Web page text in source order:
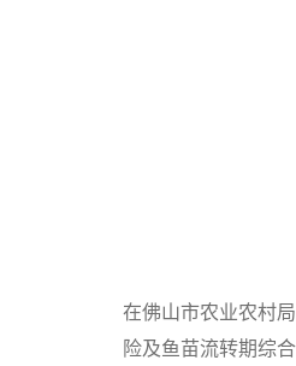
在佛山市农业农村
险及鱼苗流转期综